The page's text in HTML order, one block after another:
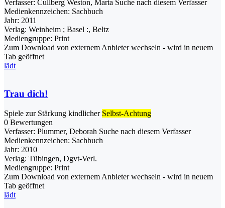
Verfasser: Cullberg Weston, Marta Suche nach diesem Verfasser
Medienkennzeichen: Sachbuch
Jahr: 2011
Verlag: Weinheim ; Basel :, Beltz
Mediengruppe: Print
Zum Download von externem Anbieter wechseln - wird in neuem
Tab geöffnet
lädt
Trau dich!
Spiele zur Stärkung kindlicher Selbst-Achtung
0 Bewertungen
Verfasser: Plummer, Deborah Suche nach diesem Verfasser
Medienkennzeichen: Sachbuch
Jahr: 2010
Verlag: Tübingen, Dgvt-Verl.
Mediengruppe: Print
Zum Download von externem Anbieter wechseln - wird in neuem
Tab geöffnet
lädt